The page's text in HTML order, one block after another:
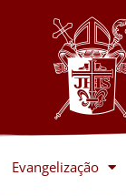
Evangelização